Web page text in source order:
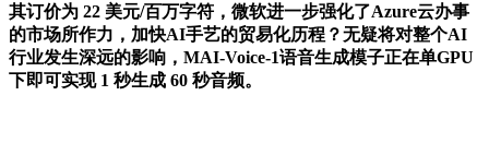
其订价为 22 美元/百万字符，微软进一步强化了Azure云办事
的市场所作力，加快AI手艺的贸易化历程？无疑将对整个AI
行业发生深远的影响，MAI-Voice-1语音生成模子正在单GPU
下即可实现 1 秒生成 60 秒音频。